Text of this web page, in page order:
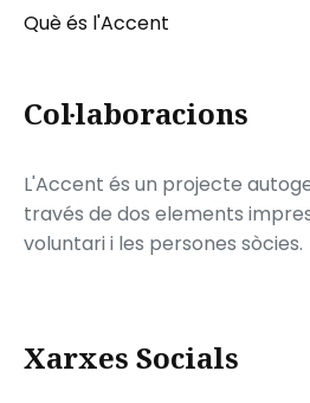
Què és l'Accent
Col·laboracions
L'Accent és un projecte
través de dos elements
voluntari i les persones sòcies.
Xarxes Socials